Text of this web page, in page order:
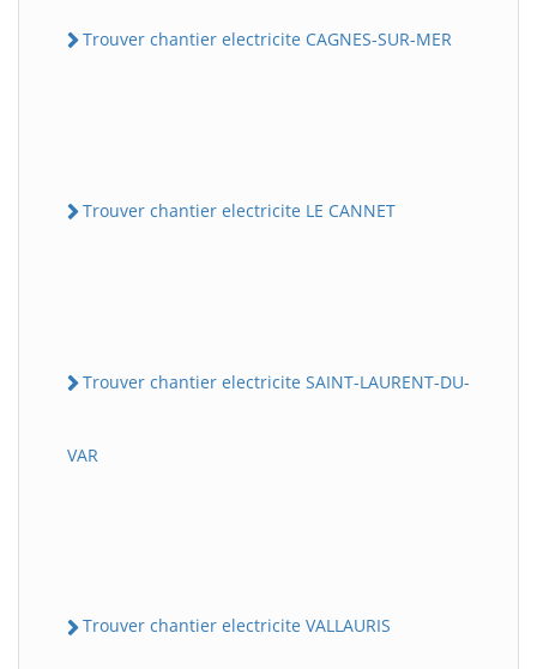
Trouver chantier electricite CAGNES-SUR-MER
Trouver chantier electricite LE CANNET
Trouver chantier electricite SAINT-LAURENT-DU-
VAR
Trouver chantier electricite VALLAURIS